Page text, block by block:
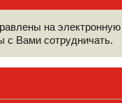
на
с Вами сотрудничать.